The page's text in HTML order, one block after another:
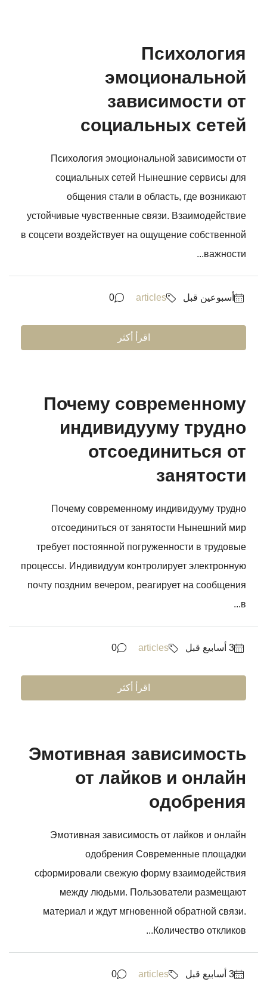
Психология
эмоциональной
зависимости от
социальных сетей
Психология эмоциональной зависимости от
социальных сетей Нынешние сервисы для
общения стали в область, где возникают
устойчивые чувственные связи. Взаимодействие
в соцсети воздействует на ощущение собственной
важности...
‏أسبوعين قبل articles
0
اقرأ أكثر
Почему современному
индивидууму трудно
отсоединиться от
занятости
Почему современному индивидууму трудно
отсоединиться от занятости Нынешний мир
требует постоянной погруженности в трудовые
процессы. Индивидуум контролирует электронную
почту поздним вечером, реагирует на сообщения
в...
articles
0
اقرأ أكثر
Эмотивная зависимость
от лайков и онлайн
одобрения
Эмотивная зависимость от лайков и онлайн
одобрения Современные площадки
сформировали свежую форму взаимодействия
между людьми. Пользователи размещают
материал и ждут мгновенной обратной связи.
Количество откликов...
articles
0